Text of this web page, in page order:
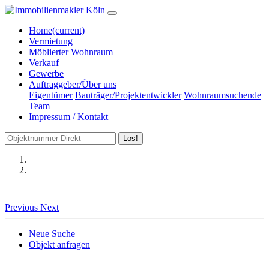
Home(current)
Vermietung
Möblierter Wohnraum
Verkauf
Gewerbe
Auftraggeber/Über uns
Eigentümer Bauträger/Projektentwickler Wohnraumsuchende
Team
Impressum / Kontakt
Los!
Previous Next
Neue Suche
Objekt anfragen